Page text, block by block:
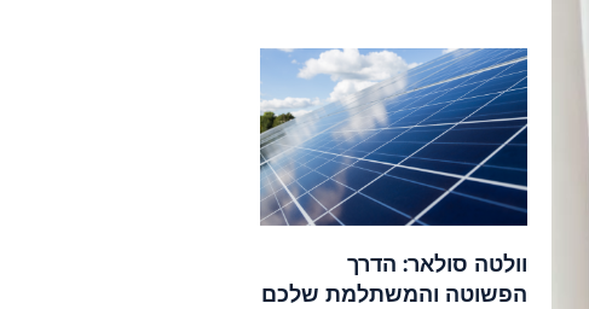
וולטה סולאר: הדרך
הפשוטה והמשתלמת שלכם